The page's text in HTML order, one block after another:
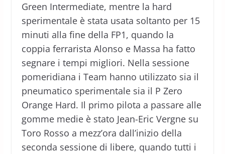
Green Intermediate, mentre la hard
sperimentale è stata usata soltanto per 15
minuti alla fine della FP1, quando la
coppia ferrarista Alonso e Massa ha fatto
segnare i tempi migliori. Nella sessione
pomeridiana i Team hanno utilizzato sia il
pneumatico sperimentale sia il P Zero
Orange Hard. Il primo pilota a passare alle
gomme medie è stato Jean-Eric Vergne su
Toro Rosso a mezz’ora dall’inizio della
seconda sessione di libere, quando tutti i